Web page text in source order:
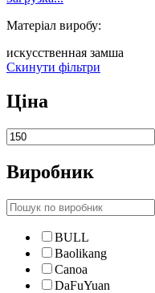
Матеріал виробу:
искусственная замша
Скинути фільтри
Ціна
Виробник
BULL
Baolikang
Canoa
DaFuYuan